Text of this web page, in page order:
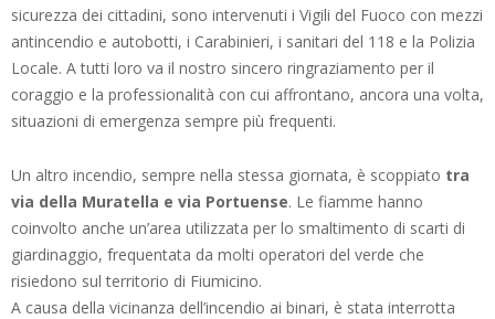
sicurezza dei cittadini, sono intervenuti i Vigili del Fuoco con mezzi
antincendio e autobotti, i Carabinieri, i sanitari del 118 e la Polizia
Locale. A tutti loro va il nostro sincero ringraziamento per il
coraggio e la professionalità con cui affrontano, ancora una volta,
situazioni di emergenza sempre più frequenti.
Un altro incendio, sempre nella stessa giornata, è scoppiato tra
via della Muratella e via Portuense. Le fiamme hanno
coinvolto anche un’area utilizzata per lo smaltimento di scarti di
giardinaggio, frequentata da molti operatori del verde che
risiedono sul territorio di Fiumicino.
A causa della vicinanza dell’incendio ai binari, è stata interrotta